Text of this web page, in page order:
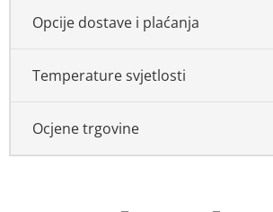
Opcije dostave i plaćanja
Temperature svjetlosti
Ocjene trgovine